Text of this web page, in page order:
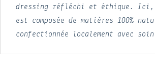
dressing réfléchi et éthique. Ici,
est composée de matières 100%
confectionnée localement avec